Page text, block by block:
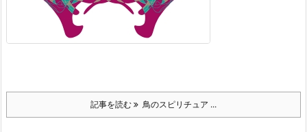
記事を読む 鳥のスピリチュア ...